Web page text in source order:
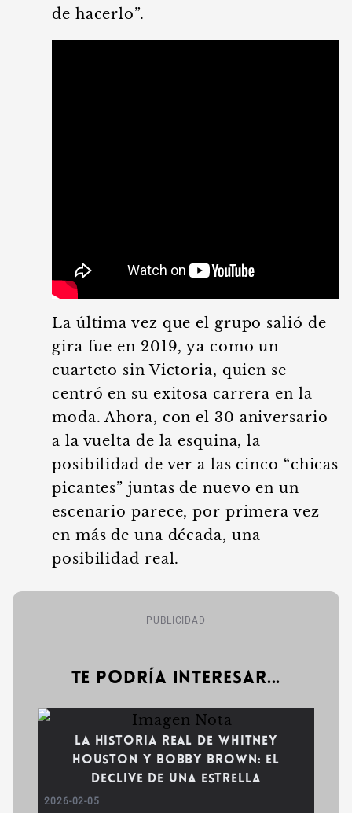
de hacerlo”.
La última vez que el grupo salió de
gira fue en 2019, ya como un
cuarteto sin Victoria, quien se
centró en su exitosa carrera en la
moda. Ahora, con el 30 aniversario
a la vuelta de la esquina, la
posibilidad de ver a las cinco “chicas
picantes” juntas de nuevo en un
escenario parece, por primera vez
en más de una década, una
posibilidad real.
PUBLICIDAD
Te podría interesar...
La historia real de Whitney
Houston y Bobby Brown: el
declive de una estrella
2026-02-05